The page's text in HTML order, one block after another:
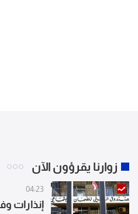
زوارنا يقرؤون الآن
04:23
إنذارات